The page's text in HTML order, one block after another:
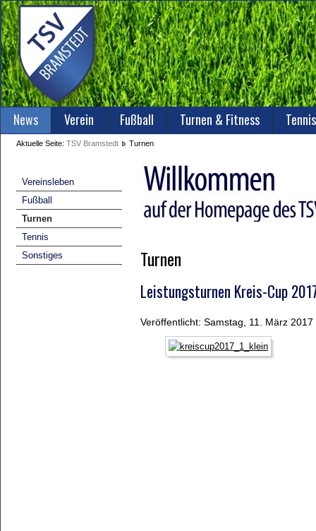
News Verein Fußball Turnen & Fitness Tennis
Aktuelle Seite: TSV Bramstedt Turnen
Vereinsleben
Fußball
Turnen
Tennis
Sonstiges
Turnen
Leistungsturnen Kreis-Cup
Veröffentlicht: Samstag, 11. März 2017